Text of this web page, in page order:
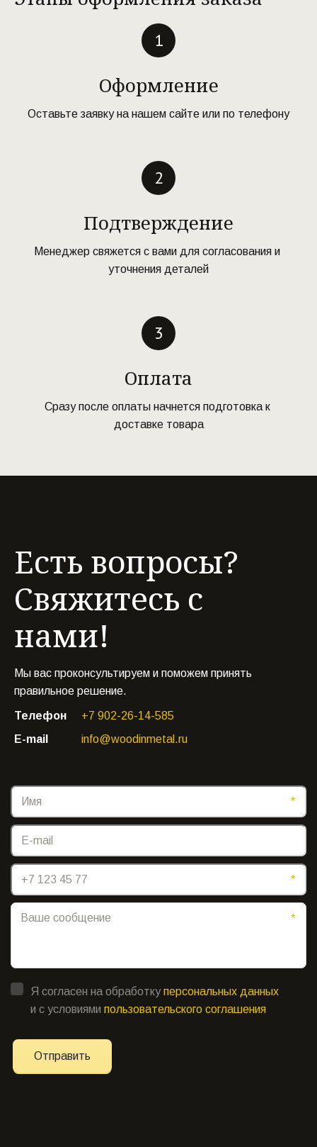
Оформление
Оставьте заявку на нашем сайте или по телефону
Подтверждение
Менеджер свяжется с вами для согласования и
уточнения деталей
Оплата
Сразу после оплаты начнется подготовка к
доставке товара
Есть вопросы?
Свяжитесь с
нами!
Мы вас проконсультируем и поможем принять
правильное решение.
Телефон
+7 902-26-14-585
E-mail
info@woodinmetal.ru
*
*
*
Я согласен на обработкуперсональных данных
и с условиями пользовательского соглашения
Отправить